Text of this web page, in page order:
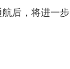
后，将进一